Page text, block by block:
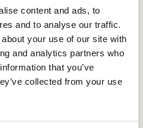
content and ads, to
and to analyse our traffic.
your use of our site with
and analytics partners who
that you’ve
collected from your use
CRIBA602